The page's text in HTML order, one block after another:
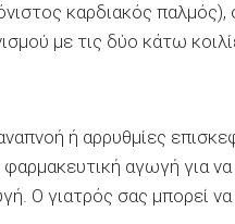
καρδιακός
με τις δύο κάτω
ή αρρυθμίες
αγωγή για
Ο γιατρός σας μπορεί να